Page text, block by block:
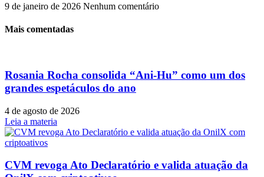
9 de janeiro de 2026 Nenhum comentário
Mais comentadas
Rosania Rocha consolida “Ani-Hu” como um dos
grandes espetáculos do ano
4 de agosto de 2026
Leia a materia
CVM revoga Ato Declaratório e valida atuação da